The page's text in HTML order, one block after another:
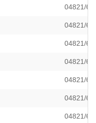
04821/69
04821/69
04821/69
04821/69
04821/69
04821/69
04821/69